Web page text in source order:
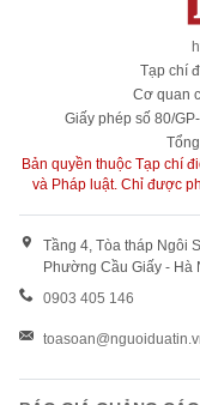
Tạp chí
Cơ quan
Giấy phép số 80/
Bản quyền thuộc Tạp chí
và Pháp luật. Chỉ được
Tầng 4, Tòa tháp Ngôi
Phường Cầu Giấy - Hà
0903 405 146